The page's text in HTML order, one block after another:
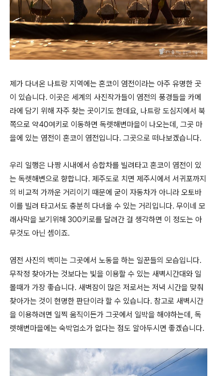
제가 다녀온 나트랑 지역에는 혼코이 염전이라는 아주 유명한 곳
이 있습니다. 이곳은 세계의 사진작가들이 염전의 풍경들을 카메
라에 담기 위해 자주 찾는 곳이기도 한데요, 나트랑 도심지에서 북
쪽으로 약40여키로 이동하면 독렛해변마을이 나오는데, 그곳 마
을에 있는 염전이 혼코이 염전입니다. 그곳으로 떠나보겠습니다.
우리 일행은 나짱 시내에서 승합차를 빌려타고 혼코이 염전이 있
는 독렛해변으로 향합니다. 제주도로 치면 제주시에서 서귀포까지
의 비교적 가까운 거리이기 때문에 굳이 자동차가 아니라 오토바
이를 빌려 타고서도 충분히 다녀올 수 있는 거리입니다. 무이네 모
래사막을 보기위해 300키로를 달려간 걸 생각하면 이 정도는 아
무것도 아닌 셈이죠.
염전 사진의 백미는 그곳에서 노동을 하는 일꾼들의 모습입니다.
무작정 찾아가는 것보다는 빛을 이용할 수 있는 새벽시간대와 일
몰때가 가장 좋습니다. 새벽잠이 많은 저로서는 저녁 시간을 맞춰
찾아가는 것이 현명한 판단이라 할 수 있습니다. 참고로 새벽시간
을 이용하려면 일찍 움직이든가 그곳에서 일박을 해야하는데, 독
렛해변마을에는 숙박업소가 없다는 점도 알아두시면 좋겠습니다.